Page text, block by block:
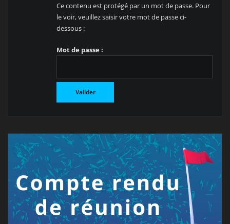
Ce contenu est protégé par un mot de passe. Pour
le voir, veuillez saisir votre mot de passe ci-
dessous :
Mot de passe :